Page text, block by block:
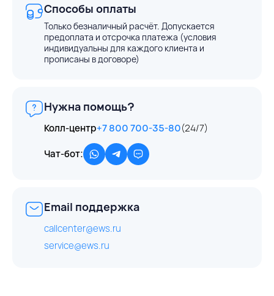
Способы оплаты
Только безналичный расчёт. Допускается
предоплата и отсрочка платежа (условия
индивидуальны для каждого клиента и
прописаны в договоре)
Нужна помощь?
Колл-центр+7 800 700-35-80(24/7)
Чат-бот:
Email поддержка
callcenter@ews.ru
service@ews.ru